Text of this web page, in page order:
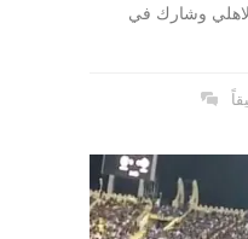
وشارك في